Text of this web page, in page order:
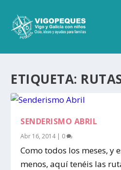
ETIQUETA:
SENDERISMO ABRIL
Abr 16, 2014| 0
Como todos los meses, y
menos, aquí tenéis las